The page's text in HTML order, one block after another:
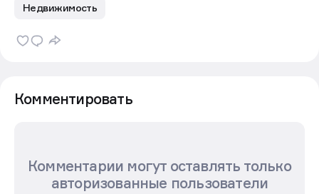
Недвижимость
Комментировать
Комментарии могут оставлять только
авторизованные пользователи